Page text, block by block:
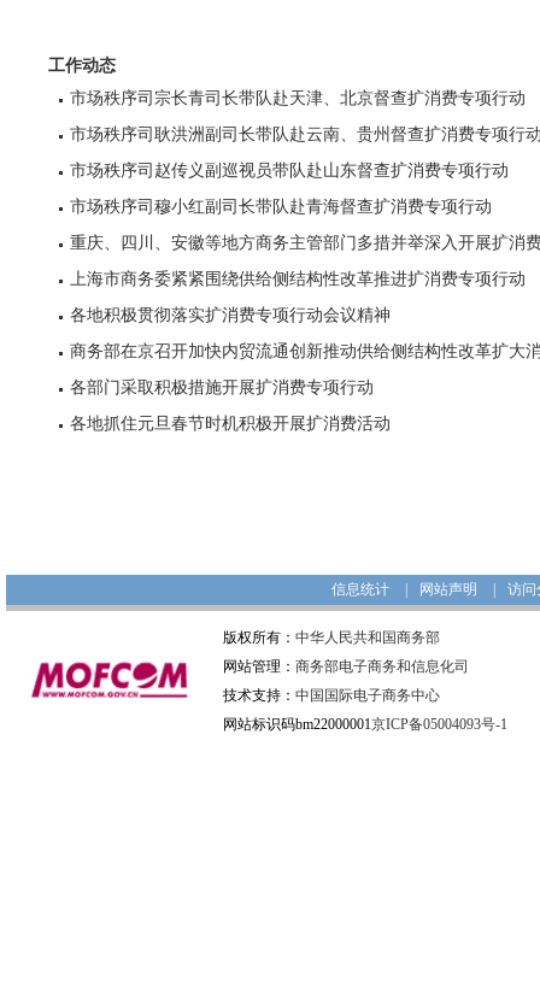
工作动态
市场秩序司宗长青司长带队赴天津、北京督查扩消费专项行动
市场秩序司耿洪洲副司长带队赴云南、贵州督查扩消费专项行
市场秩序司赵传义副巡视员带队赴山东督查扩消费专项行动
市场秩序司穆小红副司长带队赴青海督查扩消费专项行动
重庆、四川、安徽等地方商务主管部门多措并举深入开展扩消
上海市商务委紧紧围绕供给侧结构性改革推进扩消费专项行动
各地积极贯彻落实扩消费专项行动会议精神
各部门采取积极措施开展扩消费专项行动
各地抓住元旦春节时机积极开展扩消费活动
信息统计 网站声明 访问
版权所有： 中华人民共和国商务部
网站管理： 商务部电子商务和信息化司
技术支持： 中国国际电子商务中心
网站标识码bm22000001京ICP备05004093号-1